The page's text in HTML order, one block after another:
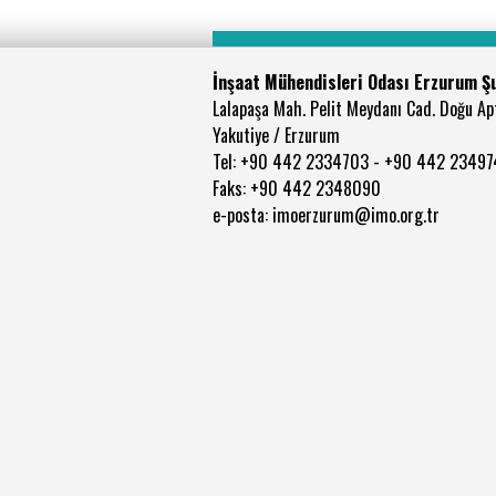
İnşaat Mühendisleri Odası Erzurum
Lalapaşa Mah. Pelit Meydanı Cad. Doğu
Yakutiye / Erzurum
Tel: +90 442 2334703 - +90 442
Faks: +90 442 2348090
e-posta: imoerzurum@imo.org.tr